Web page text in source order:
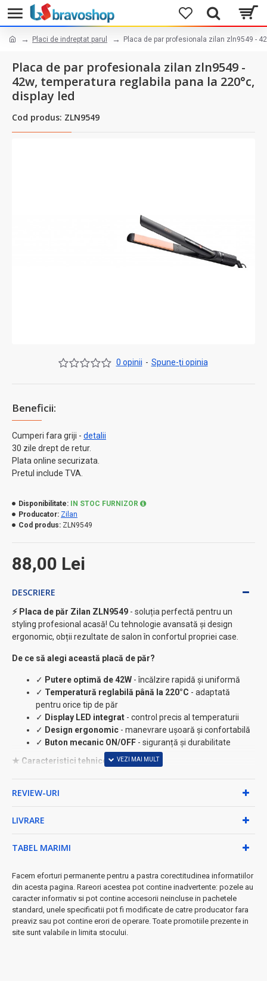
Placi de indreptat parul Placa de par profesionala zilan zln9549 -
Placa de par profesionala zilan zln9549 -
42w, temperatura reglabila pana la 220°c,
display led
Cod produs: ZLN9549
Beneficii:
Cumperi fara griji - detalii
30 zile drept de retur.
Plata online securizata.
Pretul include TVA.
0 opinii - Spune-ţi opinia
88,00 Lei
Disponibilitate:
IN STOC FURNIZOR
Producator: Zilan
Cod produs: ZLN9549
DESCRIERE
⚡ Placa de păr Zilan ZLN9549 - soluția perfectă pentru un
styling profesional acasă! Cu tehnologie avansată și design
ergonomic, obții rezultate de salon în confortul propriei case.
De ce să alegi această placă de păr?
✓ Putere optimă de 42W - încălzire rapidă și uniformă
✓ Temperatură reglabilă până la 220°C - adaptată
pentru orice tip de păr
✓ Display LED integrat - control precis al temperaturii
✓ Design ergonomic - manevrare ușoară și confortabilă
✓ Buton mecanic ON/OFF - siguranță și durabilitate
★ Caracteristici tehnice:
• Temperatură maximă: 220°C
• Buton mecanic de pornire/ oprire
Beneficii garantate:
→ Părul devine neted și strălucitor
→ Styling rapid și eficient
→ Rezultate de lungă durată
→ Potrivit pentru uz zilnic
➤Perfect pentru femeia modernă
care dorește să arate
REVIEW-URI
LIVRARE
TABEL MARIMI
Facem eforturi permanente pentru a pastra corectitudinea informatiilor
din acesta pagina. Rareori acestea pot contine inadvertente: pozele au
caracter informativ si pot contine accesorii neincluse in pachetele
standard, unele specificatii pot fi modificate de catre producator fara
preaviz sau pot contine erori de operare. Toate promotiile prezente in
site sunt valabile in limita stocului.